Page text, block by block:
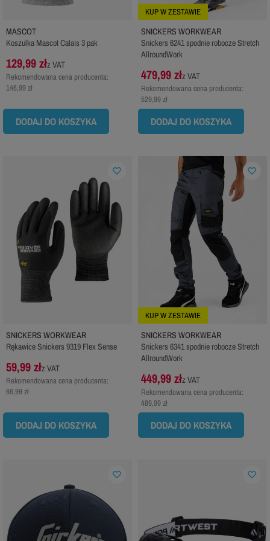
MASCOT
Koszulka Mascot Calais 3 pak
129,99 złz VAT
Rekomendowana cena producenta:
146,99 zł
DODAJ DO KOSZYKA
KUP W ZESTAWIE
SNICKERS WORKWEAR
Snickers 6241 spodnie robocze Stretch
AllroundWork
479,99 złz VAT
Rekomendowana cena producenta:
529,99 zł
DODAJ DO KOSZYKA
SNICKERS WORKWEAR
Rękawice Snickers 9319 Flex Sense
59,99 złz VAT
Rekomendowana cena producenta:
66,99 zł
DODAJ DO KOSZYKA
favorite_border
KUP W ZESTAWIE
SNICKERS WORKWEAR
Snickers 6341 spodnie robocze Stretch
AllroundWork
449,99 złz VAT
Rekomendowana cena producenta:
489,99 zł
DODAJ DO KOSZYKA
favorite_border
favorite_border favorite_border